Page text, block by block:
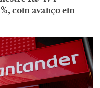
com avanço em